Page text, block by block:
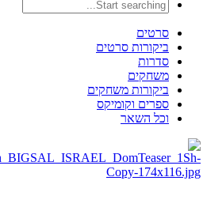
סרטים
ביקורות סרטים
סדרות
משחקים
ביקורות משחקים
ספרים וקומיקס
וכל השאר